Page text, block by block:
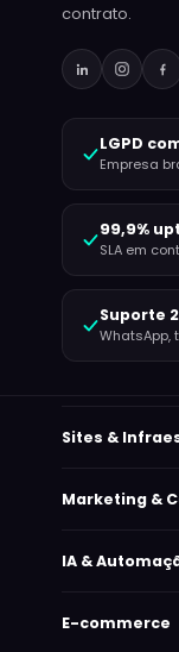
contrato.
LGPD
Empresa
99,9%
SLA em
Suporte
WhatsApp,
Sites &
Marketing &
IA &
E-commerce